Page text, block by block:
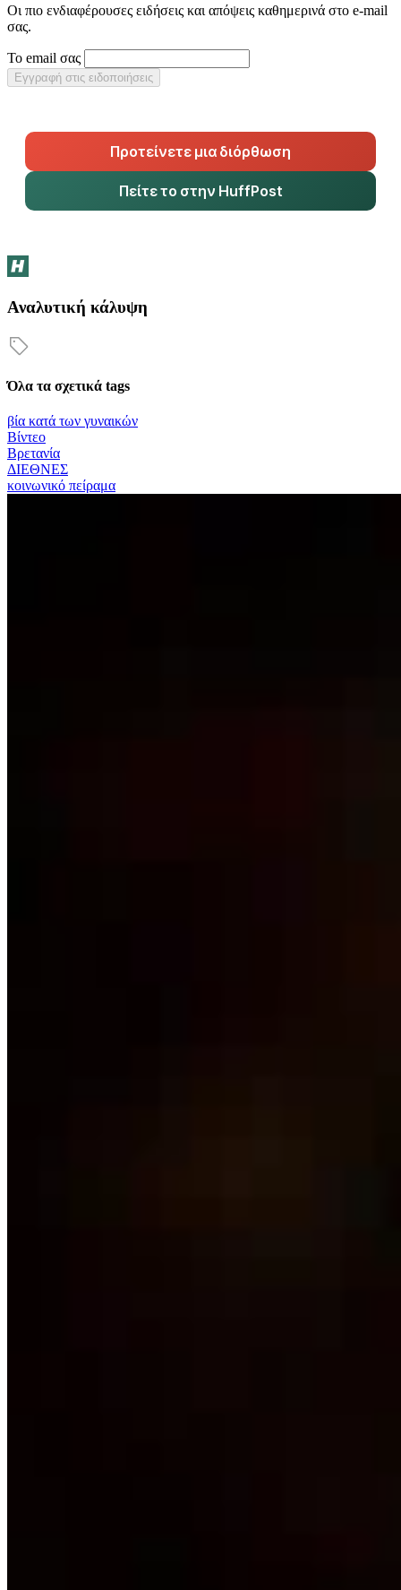
Οι πιο ενδιαφέρουσες ειδήσεις και απόψεις καθημερινά στο e-mail
σας.
Το email σας
Εγγραφή στις ειδοποιήσεις
Προτείνετε μια διόρθωση
Πείτε το στην HuffPost
Αναλυτική κάλυψη
Όλα τα σχετικά tags
βία κατά των γυναικών
Βίντεο
Βρετανία
ΔΙΕΘΝΕΣ
κοινωνικό πείραμα